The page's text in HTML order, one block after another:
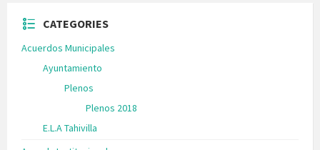
CATEGORIES
Acuerdos Municipales
Ayuntamiento
Plenos
Plenos 2018
E.L.A Tahivilla